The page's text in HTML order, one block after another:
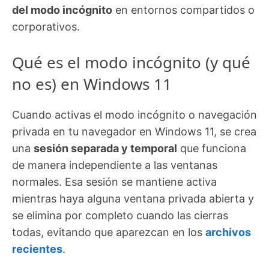
del modo incógnito en entornos compartidos o
corporativos.
Qué es el modo incógnito (y qué
no es) en Windows 11
Cuando activas el modo incógnito o navegación
privada en tu navegador en Windows 11, se crea
una sesión separada y temporal que funciona
de manera independiente a las ventanas
normales. Esa sesión se mantiene activa
mientras haya alguna ventana privada abierta y
se elimina por completo cuando las cierras
todas, evitando que aparezcan en los archivos
recientes.